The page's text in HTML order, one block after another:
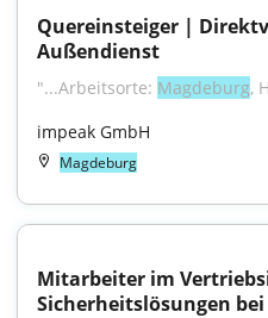
Quereinsteiger |
Außendienst
"...Arbeitsorte: Magdeburg,
impeak GmbH
Magdeburg
Mitarbeiter im
Sicherheitslösungen